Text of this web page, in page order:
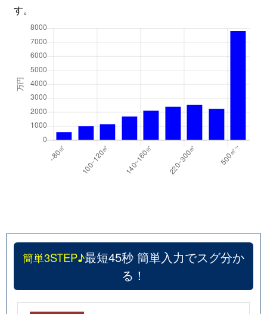
す。
簡単3STEP♪最短45秒 簡単入力でスグ分か
る！